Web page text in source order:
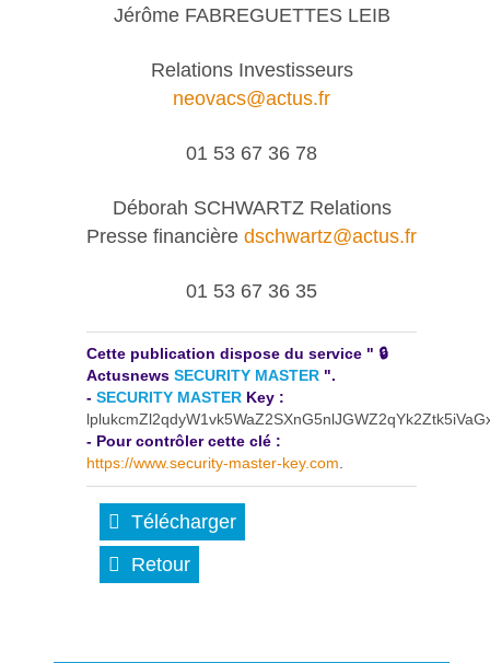
Jérôme FABREGUETTES LEIB
Relations Investisseurs
neovacs@actus.fr
01 53 67 36 78
Déborah SCHWARTZ Relations
Presse financière dschwartz@actus.fr
01 53 67 36 35
Cette publication dispose du service " 🔒
Actusnews SECURITY MASTER ".
- SECURITY MASTER Key :
- Pour contrôler cette clé :
https://www.security-master-key.com
Télécharger
Retour